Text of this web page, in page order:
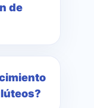
de